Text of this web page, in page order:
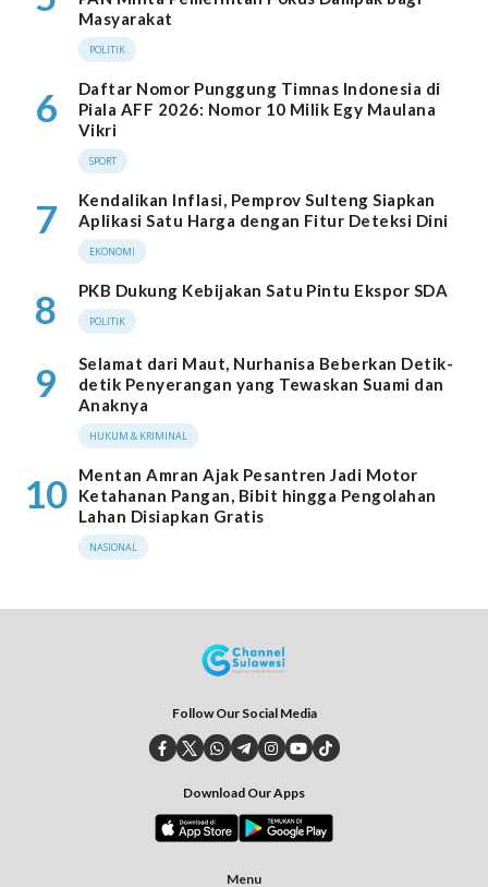
Masyarakat
POLITIK
6
Daftar Nomor Punggung Timnas Indonesia di
Piala AFF 2026: Nomor 10 Milik Egy Maulana
Vikri
SPORT
7
Kendalikan Inflasi, Pemprov Sulteng Siapkan
Aplikasi Satu Harga dengan Fitur Deteksi Dini
EKONOMI
8 PKB Dukung Kebijakan Satu Pintu Ekspor SDA
POLITIK
9
Selamat dari Maut, Nurhanisa Beberkan Detik-
detik Penyerangan yang Tewaskan Suami dan
Anaknya
HUKUM & KRIMINAL
10
Mentan Amran Ajak Pesantren Jadi Motor
Ketahanan Pangan, Bibit hingga Pengolahan
Lahan Disiapkan Gratis
NASIONAL
Follow Our Social Media
Download Our Apps
Menu